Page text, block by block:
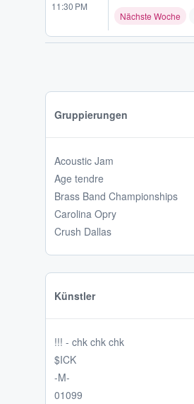
11:30 PM
Nächste Woche
Gruppierungen
Acoustic Jam
Age tendre
Brass Band Championships
Carolina Opry
Crush Dallas
Künstler
!!! - chk chk chk
$ICK
-M-
01099